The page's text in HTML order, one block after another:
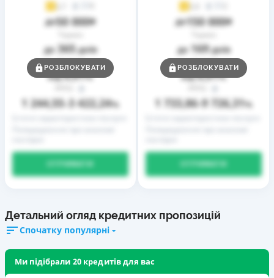
3,7
до50 000₴
до 365днів
Ставка
від0,01%
1 244,55– 3 422,24%
ОТРИМАТИ
РОЗБЛОКУВАТИ
3,9
до150 000₴
до 169днів
Ставка
від0,01%
1 733,86– 9 726,31%
ОТРИМАТИ
РОЗБЛОКУВАТИ
Детальний огляд кредитних пропозицій
Спочатку популярні
Ми підібрали 20 кредитів для вас